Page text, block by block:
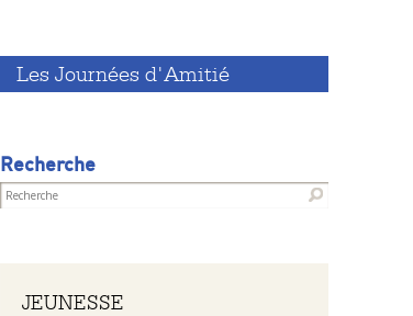
Les Journées d'Amitié
Recherche
Navigation
JEUNESSE